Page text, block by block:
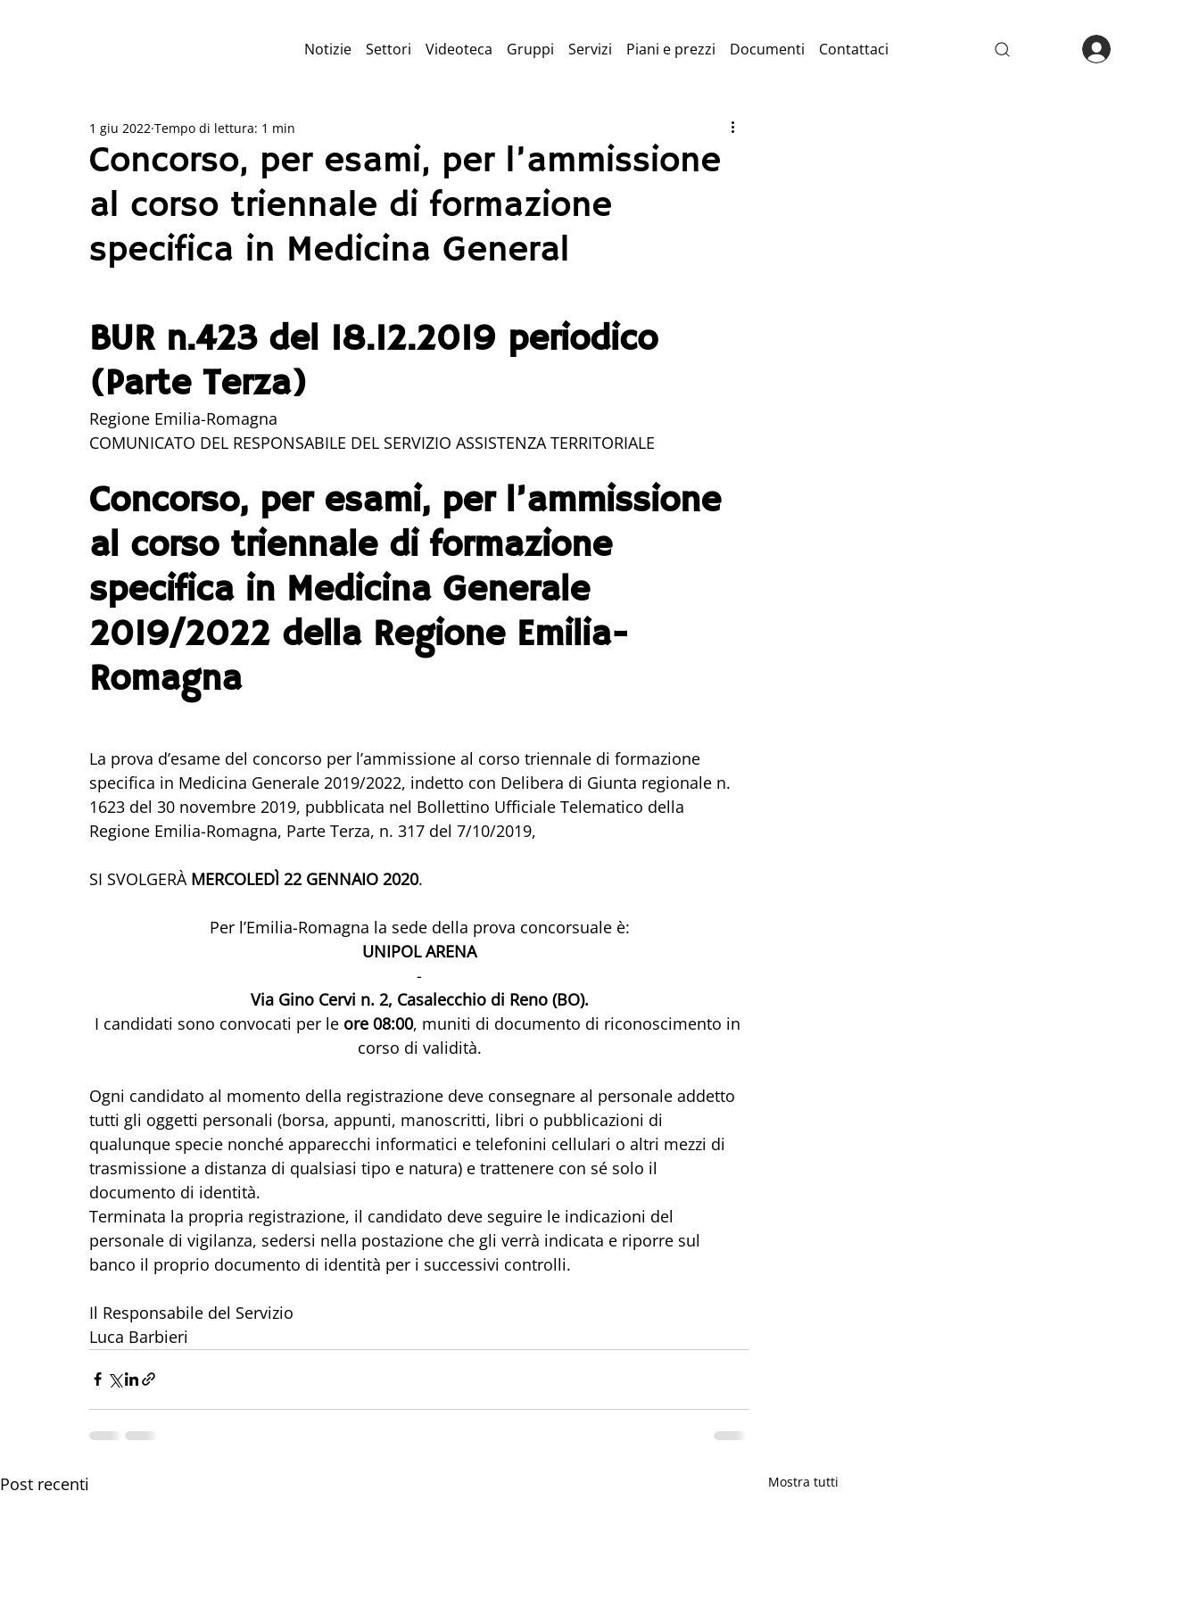
Notizie Settori Videoteca Gruppi Servizi Piani e prezzi Documenti Contattaci
Concorso, per esami, per l’ammissione
al corso triennale di formazione
specifica in Medicina General
1 giu 2022 Tempo di lettura: 1 min
BUR n.423 del 18.12.2019 periodico
(Parte Terza)
Regione Emilia-Romagna
COMUNICATO DEL RESPONSABILE DEL SERVIZIO ASSISTENZA TERRITORIALE
Concorso, per esami, per l’ammissione
al corso triennale di formazione
specifica in Medicina Generale
2019/2022 della Regione Emilia-
Romagna
La prova d’esame del concorso per l’ammissione al corso triennale di formazione
specifica in Medicina Generale 2019/2022, indetto con Delibera di Giunta regionale n.
1623 del 30 novembre 2019, pubblicata nel Bollettino Ufficiale Telematico della
Regione Emilia-Romagna, Parte Terza, n. 317 del 7/10/2019,
SI SVOLGERÀ MERCOLEDÌ 22 GENNAIO 2020.
Per l’Emilia-Romagna la sede della prova concorsuale è:
UNIPOL ARENA
-
Via Gino Cervi n. 2, Casalecchio di Reno (BO).
I candidati sono convocati per le ore 08:00, muniti di documento di riconoscimento in
corso di validità.
Ogni candidato al momento della registrazione deve consegnare al personale addetto
tutti gli oggetti personali (borsa, appunti, manoscritti, libri o pubblicazioni di
qualunque specie nonché apparecchi informatici e telefonini cellulari o altri mezzi di
trasmissione a distanza di qualsiasi tipo e natura) e trattenere con sé solo il
documento di identità.
Terminata la propria registrazione, il candidato deve seguire le indicazioni del
personale di vigilanza, sedersi nella postazione che gli verrà indicata e riporre sul
banco il proprio documento di identità per i successivi controlli.
Il Responsabile del Servizio
Luca Barbieri
Post recenti Mostra tutti